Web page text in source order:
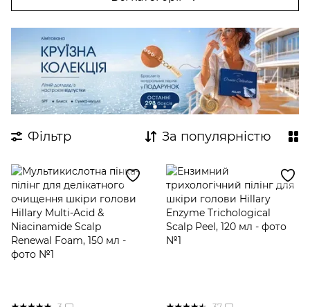
Гребні, термобрашинги
Спрей для волосся
Експертні комплекси для волосся
Пілінг для шкіри голови
Фільтр За популярністю